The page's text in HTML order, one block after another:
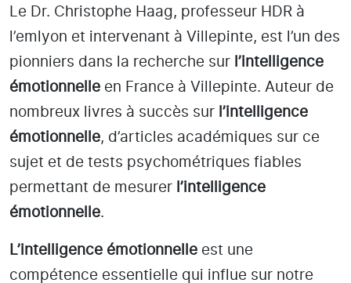
Le Dr. Christophe Haag, professeur HDR à
l’emlyon et intervenant à Villepinte, est l’un des
pionniers dans la recherche sur l’intelligence
émotionnelle en France à Villepinte. Auteur de
nombreux livres à succès sur l’intelligence
émotionnelle, d’articles académiques sur ce
sujet et de tests psychométriques fiables
permettant de mesurer l’intelligence
émotionnelle.
L’intelligence émotionnelle est une
compétence essentielle qui influe sur notre